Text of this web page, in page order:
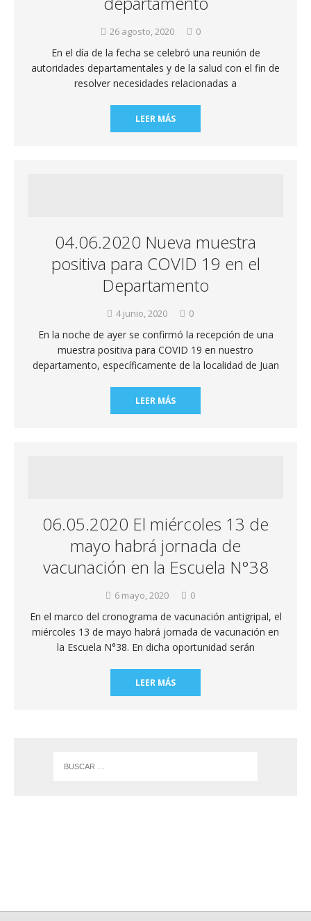
26 agosto, 2020 0
En el día de la fecha se celebró una reunión de
autoridades departamentales y de la salud con el fin de
resolver necesidades relacionadas a
LEER MÁS
04.06.2020 Nueva muestra
positiva para COVID 19 en el
Departamento
4 junio, 2020 0
En la noche de ayer se confirmó la recepción de una
muestra positiva para COVID 19 en nuestro
departamento, específicamente de la localidad de Juan
LEER MÁS
06.05.2020 El miércoles 13 de
mayo habrá jornada de
vacunación en la Escuela N°38
6 mayo, 2020 0
En el marco del cronograma de vacunación antigripal, el
miércoles 13 de mayo habrá jornada de vacunación en
la Escuela N°38. En dicha oportunidad serán
LEER MÁS